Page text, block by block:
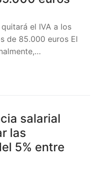
el IVA a los
de 85.000 euros El
salarial
las
5% entre